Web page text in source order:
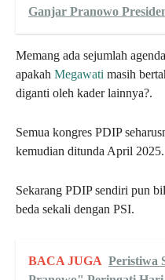
Ganjar Pranowo
Memang ada sejumlah
apakah Megawati masih
diganti oleh kader lainnya?.
Semua kongres PDIP
kemudian ditunda April 2025.
Sekarang PDIP sendiri pun
beda sekali dengan PSI.
BACA JUGA Peristiwa